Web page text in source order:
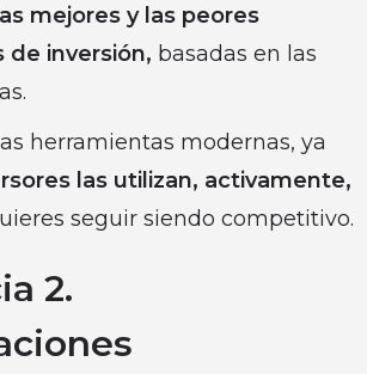
mejores y las peores
de inversión, basadas en las
herramientas modernas, ya
las utilizan, activamente,
seguir siendo competitivo.
2.